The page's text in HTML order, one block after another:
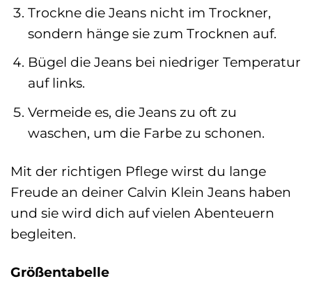
Trockne die Jeans nicht im Trockner,
sondern hänge sie zum Trocknen auf.
Bügel die Jeans bei niedriger Temperatur
auf links.
Vermeide es, die Jeans zu oft zu
waschen, um die Farbe zu schonen.
Mit der richtigen Pflege wirst du lange
Freude an deiner Calvin Klein Jeans haben
und sie wird dich auf vielen Abenteuern
begleiten.
Größentabelle